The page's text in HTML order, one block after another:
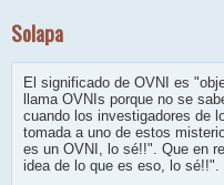
Solapa
El significado de OVNI es
llama OVNIs porque no se
cuando los investigadores de
tomada a uno de estos
es un OVNI, lo sé!!". Que en
idea de lo que es eso, lo sé!!".